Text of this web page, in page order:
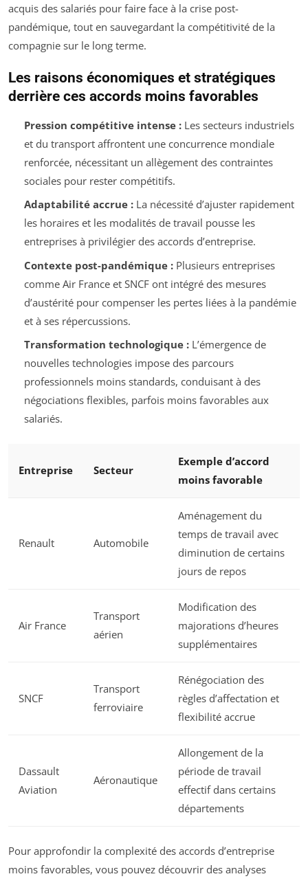
acquis des salariés pour faire face à la crise post-
pandémique, tout en sauvegardant la compétitivité de la
compagnie sur le long terme.
Les raisons économiques et stratégiques
derrière ces accords moins favorables
Pression compétitive intense :Les secteurs industriels
et du transport affrontent une concurrence mondiale
renforcée, nécessitant un allègement des contraintes
sociales pour rester compétitifs.
Adaptabilité accrue :La nécessité d’ajuster rapidement
les horaires et les modalités de travail pousse les
entreprises à privilégier des accords d’entreprise.
Contexte post-pandémique :Plusieurs entreprises
comme Air France et SNCF ont intégré des mesures
d’austérité pour compenser les pertes liées à la pandémie
et à ses répercussions.
Transformation technologique :L’émergence de
nouvelles technologies impose des parcours
professionnels moins standards, conduisant à des
négociations flexibles, parfois moins favorables aux
salariés.
Entreprise Secteur
Exemple d’accord
moins favorable
Renault Automobile
Aménagement du
temps de travail avec
diminution de certains
jours de repos
Air France
Transport
aérien
Modification des
majorations d’heures
supplémentaires
SNCF
Transport
ferroviaire
Rénégociation des
règles d’affectation et
flexibilité accrue
Dassault
Aviation
Aéronautique
Allongement de la
période de travail
effectif dans certains
départements
Pour approfondir la complexité des accords d’entreprise
moins favorables, vous pouvez découvrir des analyses